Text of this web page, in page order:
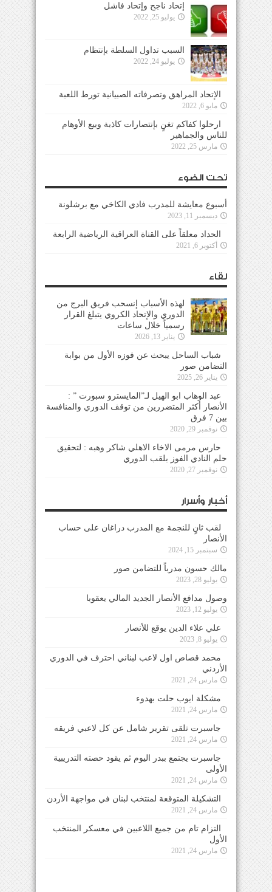
إتحاد ناجح وإتحاد فاشل
يوليو 25, 2022
السبب تداول السلطة بإنتظام
يوليو 24, 2022
الإتحاد المراهق وتصرفاته الصبيانية تورط اللعبة
مايو 6, 2022
ارحلوا كفاكم تغنٍ بإنتصارات كاذبة وبيع الأوهام
للناس والجماهير
مارس 25, 2022
تحت الضوء
أسبوع معايشة للمدرب فادي الكاخي مع برشلونة
ديسمبر 11, 2023
الحداد معلقاً على القناة العراقية الرياضية الرابعة
أكتوبر 6, 2021
لقاء
لهذه الأسباب إنسحب فريق البرج من
الدوري والإتحاد الكروي يتبلغ القرار
رسمياً خلال ساعات
يناير 13, 2026
شباب الساحل يبحث عن فوزه الأول من بوابة
التضامن صور
يناير 26, 2025
عبد الوهاب ابو الهيل لـ”المايسترو سبورت ” :
الأنصار أكثر المتضررين من توقف الدوري والمنافسة
بين 7 فرق
نوفمبر 29, 2020
حارس مرمى الاخاء الاهلي شاكر وهبه : لتحقيق
حلم النادي الفوز بلقب الدوري
نوفمبر 27, 2020
أخبار وأسرار
لقب ثانٍ للنجمة مع المدرب دراغان على حساب
الأنصار
سبتمبر 15, 2024
مالك حسون مدرباً للتضامن صور
يوليو 28, 2023
وصول مدافع الأنصار الجديد المالي يعقوبا
يوليو 12, 2023
علي علاء الدين يوقع للأنصار
يوليو 8, 2023
محمد قصاص اول لاعب لبناني احترف في الدوري
الأردني
مارس 24, 2021
مشكلة ايوب حلت بهدوء
مارس 24, 2021
جاسبرت تلقى تقرير شامل عن كل لاعبي فريقه
مارس 24, 2021
جاسبرت يجتمع ببدر اليوم ثم يقود حصته التدريبية
الأولى
مارس 24, 2021
التشكيلة المتوقعة لمنتخب لبنان في مواجهة الأردن
مارس 24, 2021
التزام تام من جميع اللاعبين في معسكر المنتخب
الأول
مارس 24, 2021